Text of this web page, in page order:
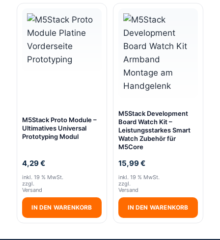
M5Stack Proto Module –
Ultimatives Universal
Prototyping Modul
4,29€
inkl. 19 % MwSt.
zzgl.
Versand
IN DEN WARENKORB
M5Stack Development
Board Watch Kit –
Leistungsstarkes Smart
Watch Zubehör für
M5Core
15,99€
inkl. 19 % MwSt.
zzgl.
Versand
IN DEN WARENKORB